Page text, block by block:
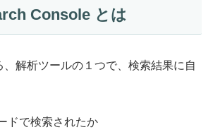
Console とは
解析ツールの１つで、検索結果に自
ドで検索されたか